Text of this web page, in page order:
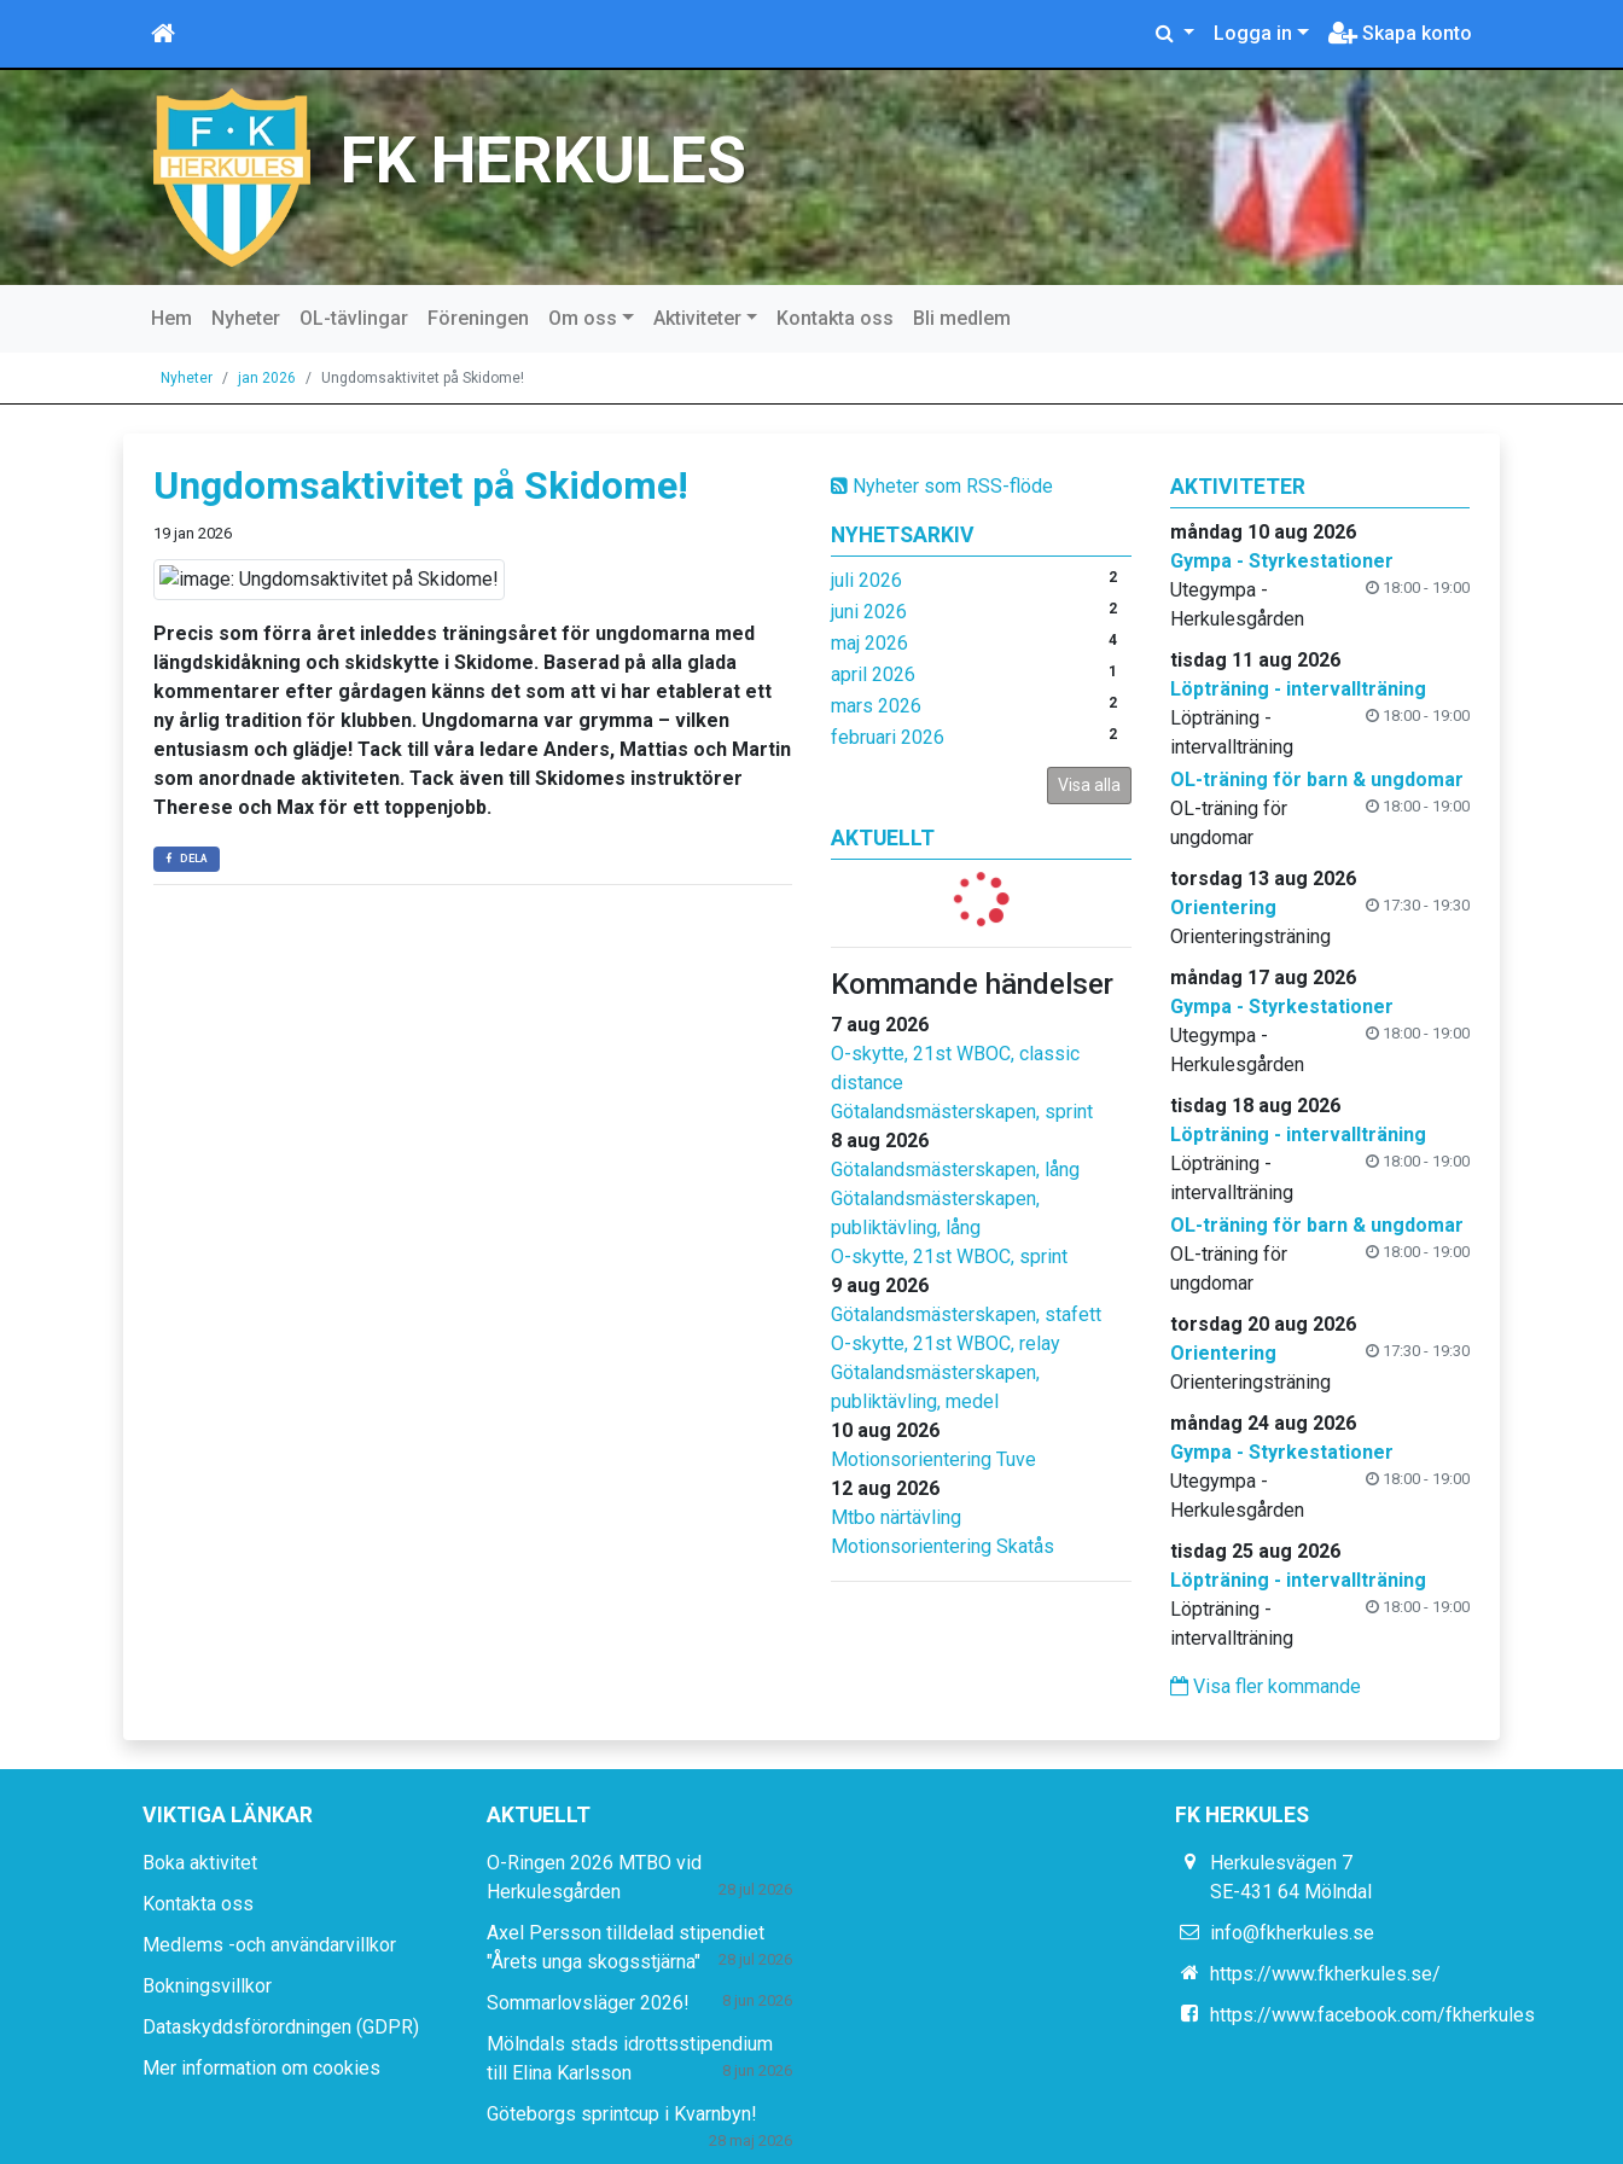
Logga in Skapa konto
FK HERKULES
Hem Nyheter OL-tävlingar Föreningen Om oss Aktiviteter Kontakta oss Bli medlem
Nyheter jan 2026 Ungdomsaktivitet på Skidome!
Nyheter som RSS-flöde
NYHETSARKIV
juli 2026 2
juni 2026 2
maj 2026 4
april 2026 1
mars 2026 2
februari 2026 2
Visa alla
AKTUELLT
Kommande händelser
7 aug 2026
O-skytte, 21st WBOC, classic
distance
Götalandsmästerskapen, sprint
8 aug 2026
Götalandsmästerskapen, lång
Götalandsmästerskapen,
publiktävling, lång
O-skytte, 21st WBOC, sprint
9 aug 2026
Götalandsmästerskapen, stafett
O-skytte, 21st WBOC, relay
Götalandsmästerskapen,
publiktävling, medel
10 aug 2026
Motionsorientering Tuve
12 aug 2026
Mtbo närtävling
Motionsorientering Skatås
Ungdomsaktivitet på Skidome!
19 jan 2026
Precis som förra året inleddes träningsåret för ungdomarna med
längdskidåkning och skidskytte i Skidome. Baserad på alla glada
kommentarer efter gårdagen känns det som att vi har etablerat ett
ny årlig tradition för klubben. Ungdomarna var grymma – vilken
entusiasm och glädje! Tack till våra ledare Anders, Mattias och Martin
som anordnade aktiviteten. Tack även till Skidomes instruktörer
Therese och Max för ett toppenjobb.
DELA
AKTIVITETER
måndag 10 aug 2026
Gympa - Styrkestationer
18:00 - 19:00
Utegympa -
Herkulesgården
tisdag 11 aug 2026
Löpträning - intervallträning
18:00 - 19:00
Löpträning -
intervallträning
OL-träning för barn & ungdomar
18:00 - 19:00
OL-träning för
ungdomar
torsdag 13 aug 2026
Orientering
17:30 - 19:30
Orienteringsträning
måndag 17 aug 2026
Gympa - Styrkestationer
18:00 - 19:00
Utegympa -
Herkulesgården
tisdag 18 aug 2026
Löpträning - intervallträning
18:00 - 19:00
Löpträning -
intervallträning
OL-träning för barn & ungdomar
18:00 - 19:00
OL-träning för
ungdomar
torsdag 20 aug 2026
Orientering
17:30 - 19:30
Orienteringsträning
måndag 24 aug 2026
Gympa - Styrkestationer
18:00 - 19:00
Utegympa -
Herkulesgården
tisdag 25 aug 2026
Löpträning - intervallträning
18:00 - 19:00
Löpträning -
intervallträning
Visa fler kommande
VIKTIGA LÄNKAR
Boka aktivitet
Kontakta oss
Medlems -och användarvillkor
Bokningsvillkor
Dataskyddsförordningen (GDPR)
Mer information om cookies
AKTUELLT
O-Ringen 2026 MTBO vid
Herkulesgården
28 jul 2026
Axel Persson tilldelad stipendiet
"Årets unga skogsstjärna"
28 jul 2026
Sommarlovsläger 2026! 8 jun 2026
Mölndals stads idrottsstipendium
till Elina Karlsson
8 jun 2026
Göteborgs sprintcup i Kvarnbyn!
28 maj 2026
FK HERKULES
Herkulesvägen 7
SE-431 64 Mölndal
info@fkherkules.se
https://www.fkherkules.se/
https://www.facebook.com/fkherkules